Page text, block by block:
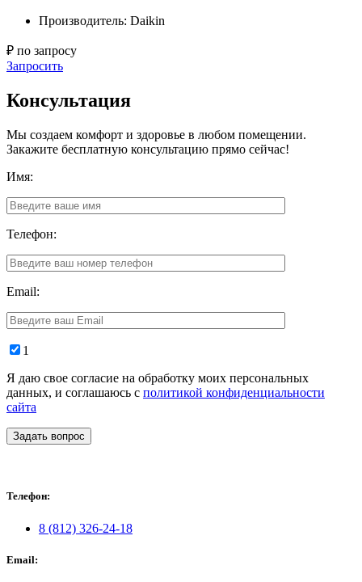
Производитель: Daikin
₽ по запросу
Запросить
Консультация
Мы создаем комфорт и здоровье в любом помещении.
Закажите бесплатную консультацию прямо сейчас!
Имя:
Телефон:
Email:
1
Я даю свое согласие на обработку моих персональных
данных, и соглашаюсь с политикой конфиденциальности
сайта
Задать вопрос
Телефон:
8 (812) 326-24-18
Email: